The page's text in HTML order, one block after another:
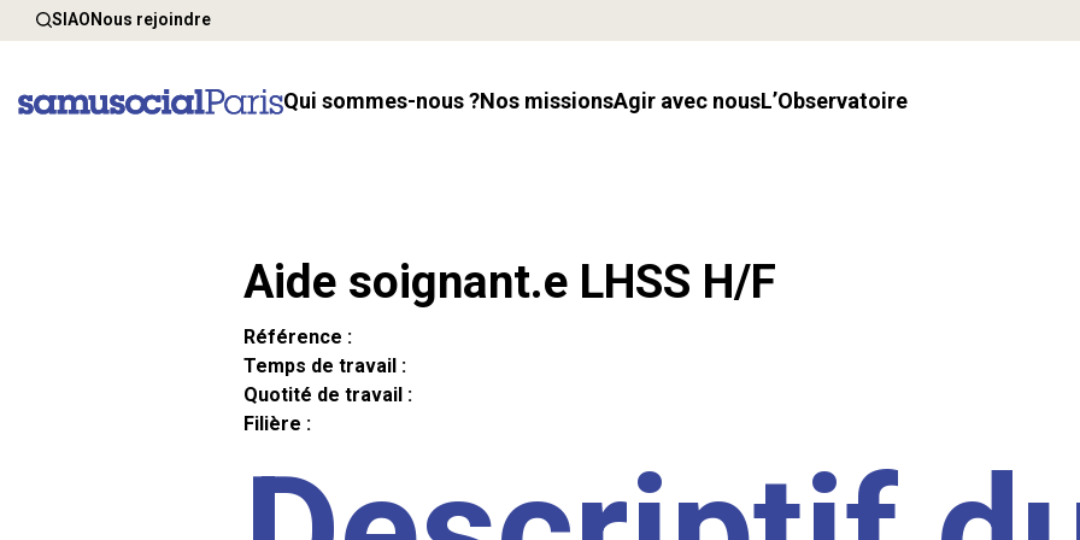
SIAONous rejoindre
Qui sommes-nous ? Nos missions Agir avec nous l’Observatoire
Aide soignant.e LHSS H/F
Référence :
Temps de travail :
Quotité de travail :
Filière :